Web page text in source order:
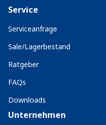
Service
Serviceanfrage
Sale/Lagerbestand
Ratgeber
FAQs
Downloads
Unternehmen